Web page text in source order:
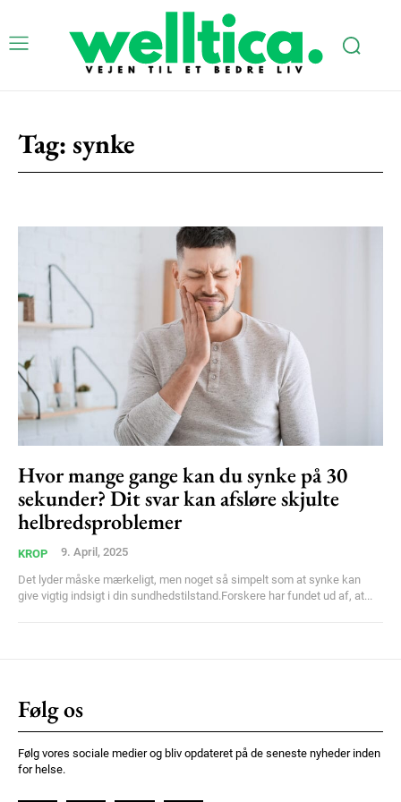
Subscription Plans
Free limited access
Gratis / forever
Etiam est nibh, lobortis sit
Praesent euismod ac
Ut mollis pellentesque tortor
Donec quis est ac felis
Orci varius natoque dolor
100DKK / year
Tag: synke
Hvor mange gange kan du synke på 30
sekunder? Dit svar kan afsløre skjulte
helbredsproblemer
KROP 9. April, 2025
Det lyder måske mærkeligt, men noget så simpelt som at synke kan
give vigtig indsigt i din sundhedstilstand.Forskere har fundet ud af, at...
Følg os
Følg vores sociale medier og bliv opdateret på de seneste nyheder inden
for helse.